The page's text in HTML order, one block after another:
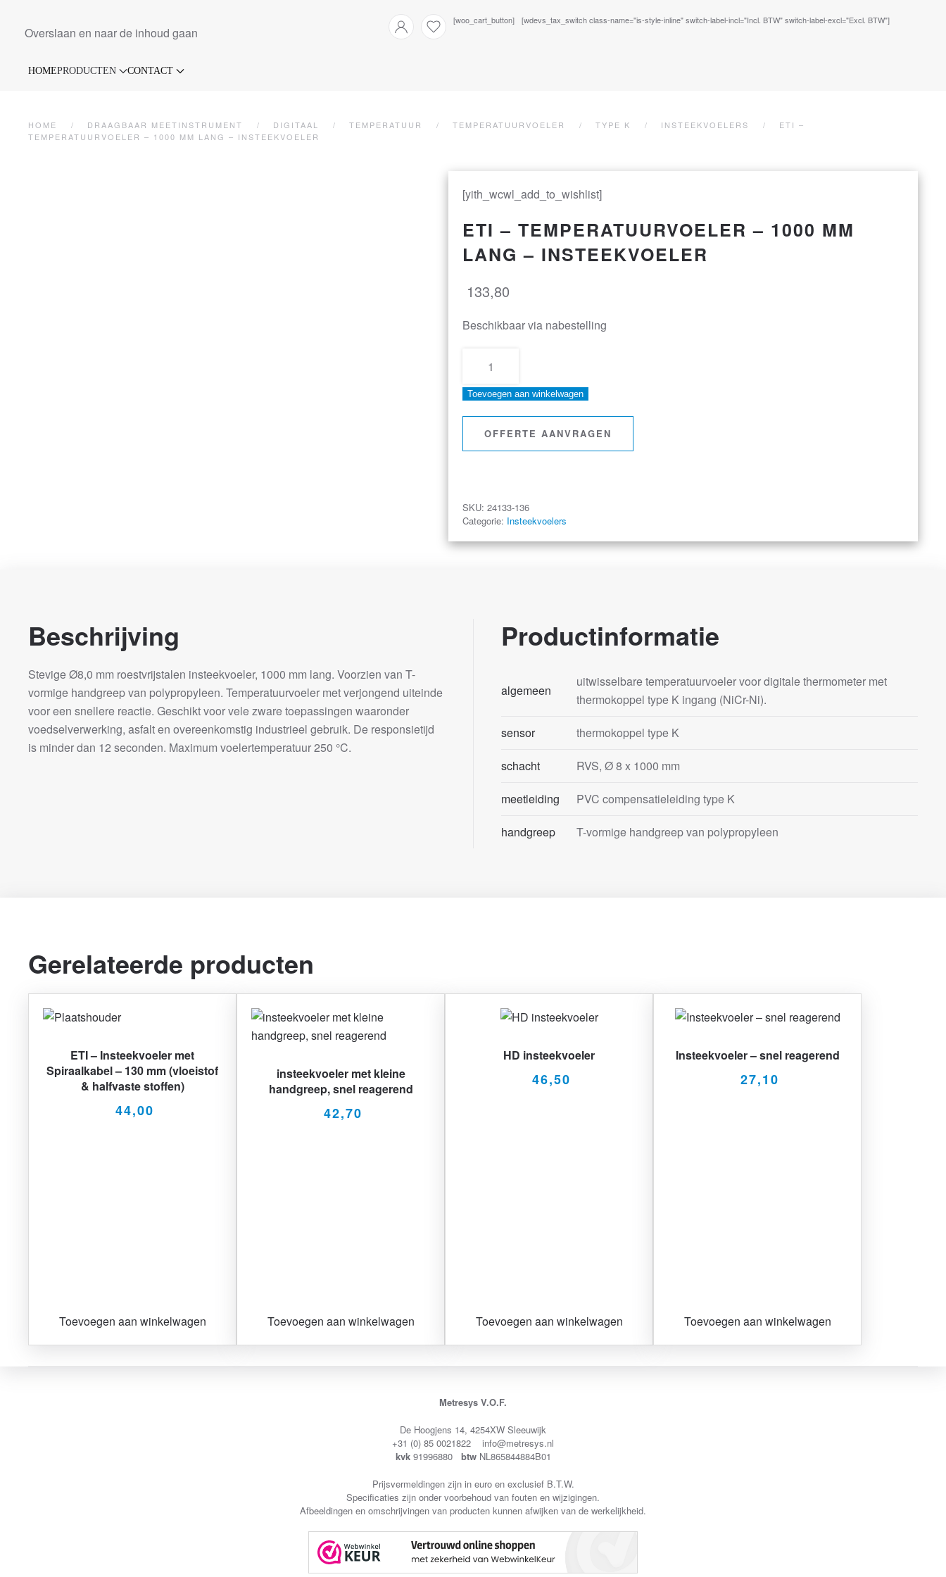
Overslaan en naar de inhoud gaan
[woo_cart_button] [wdevs_tax_switch class-name="is-style-inline" switch-label-incl="Incl. BTW" switch-label-excl="Excl. BTW"]
HOMEPRODUCTEN CONTACT
HOME DRAAGBAAR MEETINSTRUMENT DIGITAAL TEMPERATUUR TEMPERATUURVOELER TYPE K INSTEEKVOELERS
ETI –
TEMPERATUURVOELER – 1000 MM LANG – INSTEEKVOELER
[yith_wcwl_add_to_wishlist]
ETI – TEMPERATUURVOELER – 1000 MM
LANG – INSTEEKVOELER
133,80
Beschikbaar via nabestelling
–
1000
–
Insteekvoeler
aantal
Toevoegen aan winkelwagen
OFFERTE AANVRAGEN
SKU: 24133-136
Categorie: Insteekvoelers
Beschrijving
Stevige Ø8,0 mm roestvrijstalen insteekvoeler, 1000 mm lang. Voorzien van T-
vormige handgreep van polypropyleen. Temperatuurvoeler met verjongend uiteinde
voor een snellere reactie. Geschikt voor vele zware toepassingen waaronder
voedselverwerking, asfalt en overeenkomstig industrieel gebruik. De responsietijd
is minder dan 12 seconden. Maximum voelertemperatuur 250 °C.
Productinformatie
algemeen
uitwisselbare temperatuurvoeler voor digitale thermometer met
thermokoppel type K ingang (NiCr-Ni).
sensor thermokoppel type K
schacht RVS, Ø 8 x 1000 mm
meetleiding PVC compensatieleiding type K
handgreep T-vormige handgreep van polypropyleen
Gerelateerde producten
ETI – Insteekvoeler met
Spiraalkabel – 130 mm (vloeistof
& halfvaste stoffen)
44,00
Toevoegen aan winkelwagen
insteekvoeler met kleine
handgreep, snel reagerend
42,70
Toevoegen aan winkelwagen
HD insteekvoeler
46,50
Toevoegen aan winkelwagen
Insteekvoeler – snel reagerend
27,10
Toevoegen aan winkelwagen
Metresys V.O.F.
De Hoogjens 14, 4254XW Sleeuwijk
+31 (0) 85 0021822 info@metresys.nl
kvk 91996880 btw NL865844884B01
Prijsvermeldingen zijn in euro en exclusief B.T.W.
Specificaties zijn onder voorbehoud van fouten en wijzigingen.
Afbeeldingen en omschrijvingen van producten kunnen afwijken van de werkelijkheid.